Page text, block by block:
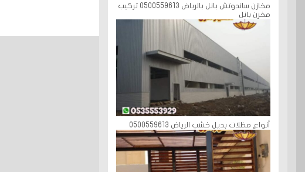
مخازن ساندوتش بانل بالرياض 0500559613 تركيب
مخزن بانل
أنواع مظلات بديل خشب الرياض 0500559613